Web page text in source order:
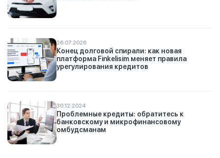
26.07.2026
Конец долговой спирали: как новая
платформа Finkelisim меняет правила
урегулирования кредитов
30.12.2024
Проблемные кредиты: обратитесь к
банковскому и микрофинансовому
омбудсманам